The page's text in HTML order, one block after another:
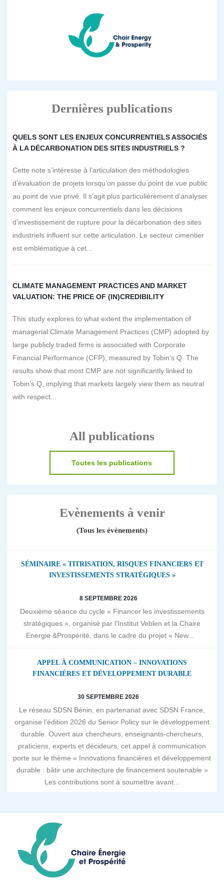
Dernières publications
QUELS SONT LES ENJEUX CONCURRENTIELS ASSOCIÉS
À LA DÉCARBONATION DES SITES INDUSTRIELS ?
Cette note s’intéresse à l’articulation des méthodologies
d’évaluation de projets lorsqu’on passe du point de vue public
au point de vue privé. Il s’agit plus particulièrement d’analyser
comment les enjeux concurrentiels dans les décisions
d’investissement de rupture pour la décarbonation des sites
industriels influent sur cette articulation. Le secteur cimentier
est emblématique à cet...
CLIMATE MANAGEMENT PRACTICES AND MARKET
VALUATION: THE PRICE OF (IN)CREDIBILITY
This study explores to what extent the implementation of
managerial Climate Management Practices (CMP) adopted by
large publicly traded firms is associated with Corporate
Financial Performance (CFP), measured by Tobin’s Q. The
results show that most CMP are not significantly linked to
Tobin’s Q, implying that markets largely view them as neutral
with respect...
All publications
Toutes les publications
Evènements à venir
(Tous les évènements)
SÉMINAIRE « TITRISATION, RISQUES FINANCIERS ET
INVESTISSEMENTS STRATÉGIQUES »
8 SEPTEMBRE 2026
Deuxième séance du cycle « Financer les investissements
stratégiques », organisé par l’Institut Veblen et la Chaire
Energie &Prospérité, dans le cadre du projet « New...
APPEL À COMMUNICATION – INNOVATIONS
FINANCIÈRES ET DÉVELOPPEMENT DURABLE
30 SEPTEMBRE 2026
Le réseau SDSN Bénin, en partenariat avec SDSN France,
organise l’édition 2026 du Senior Policy sur le développement
durable. Ouvert aux chercheurs, enseignants-chercheurs,
praticiens, experts et décideurs, cet appel à communication
porte sur le thème « Innovations financières et développement
durable : bâtir une architecture de financement soutenable »
Les contributions sont à soumettre avant...